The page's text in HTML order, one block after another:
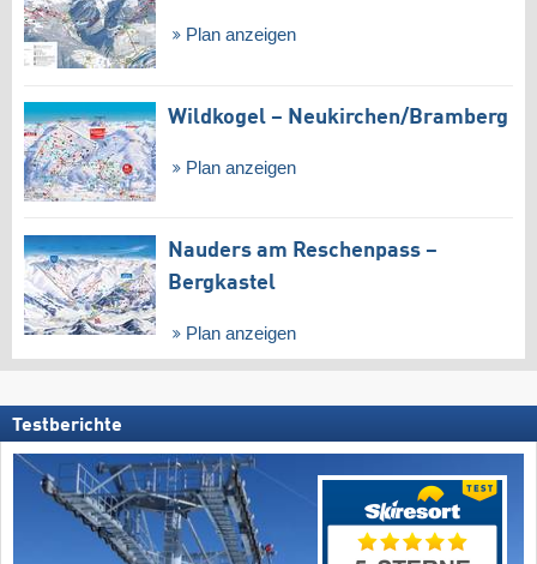
Plan anzeigen
Wildkogel – Neukirchen/​Bramberg
Plan anzeigen
Nauders am Reschenpass –
Bergkastel
Plan anzeigen
Testberichte